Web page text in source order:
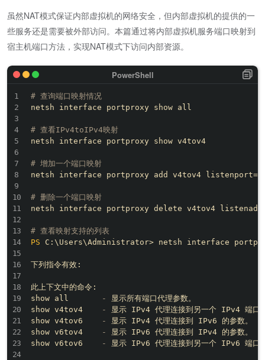
虽然NAT模式保证内部虚拟机的网络安全，但内部虚拟机的提供的一
些服务还是需要被外部访问。本篇通过将内部虚拟机服务端口映射到
宿主机端口方法，实现NAT模式下访问内部资源。
# 查询端口映射情况
netsh interface portproxy show all
# 查看IPv4toIPv4映射
netsh interface portproxy show v4tov4
# 增加一个端口映射
netsh interface portproxy add v4tov4 listenport=宿主
# 删除一个端口映射
netsh interface portproxy delete v4tov4
# 查看映射支持的列表
PS C:\Users\Administrator> netsh interface
下列指令有效:
此上下文中的命令:
show all
-
显示所有端口代理参数。
show v4tov4
-
显示 IPv4 代理连接到另一个 IPv4 端口
show v4tov6
-
显示 IPv4 代理连接到 IPv6 的参数。
show v6tov4
-
显示 IPv6 代理连接到 IPv4 的参数。
show v6tov6
- 显示 IPv6 代理连接到另一个 IPv6 端口